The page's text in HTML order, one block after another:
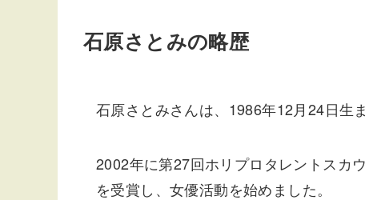
石原さとみの略歴
石原さとみさんは、1986年12月24日生
2002年に第27回ホリプロタレントスカ
を受賞し、女優活動を始めました。